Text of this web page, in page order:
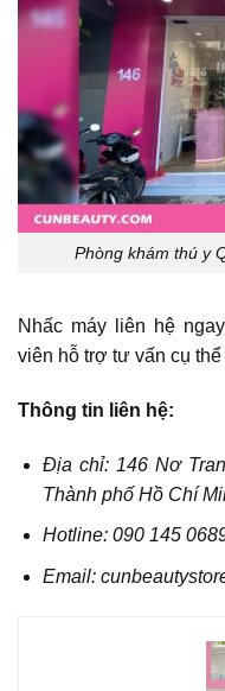
Phòng khám thú y
Nhấc máy liên hệ
viên hỗ trợ tư vấn cụ
Thông tin liên hệ:
Địa chỉ: 146 Nơ
Thành phố Hồ Chí
Hotline: 090 145
Email: